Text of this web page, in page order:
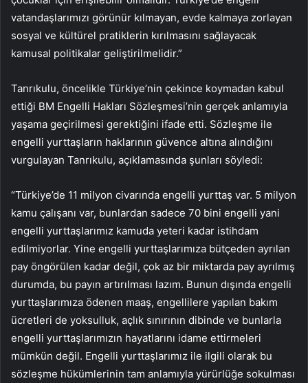
vatandaşlarımızı görünür kılmayan, evde kalmaya zorlayan
sosyal ve kültürel pratiklerin kırılmasını sağlayacak
kamusal politikalar geliştirilmelidir.”
Tanrıkulu, öncelikle Türkiye’nin çekince koymadan kabul
ettiği BM Engelli Hakları Sözleşmesi’nin gerçek anlamıyla
yaşama geçirilmesi gerektiğini ifade etti. Sözleşme ile
engelli yurttaşların haklarının güvence altına alındığını
vurgulayan Tanrıkulu, açıklamasında şunları söyledi:
“Türkiye’de 11 milyon civarında engelli yurttaş var. 5 milyon
kamu çalışanı var, bunlardan sadece 70 bini engelli yani
engelli yurttaşlarımız kamuda yeteri kadar istihdam
edilmiyorlar. Yine engelli yurttaşlarımıza bütçeden ayrılan
pay öngörülen kadar değil, çok az bir miktarda pay ayrılmış
durumda, bu payın artırılması lazım. Bunun dışında engelli
yurttaşlarımıza ödenen maaş, engellilere yapılan bakım
ücretleri de yoksulluk, açlık sınırının dibinde ve bunlarla
engelli yurttaşlarımızın hayatlarını idame ettirmeleri
mümkün değil. Engelli yurttaşlarımız ile ilgili olarak bu
sözleşme hükümlerinin tam anlamıyla yürürlüğe sokulması